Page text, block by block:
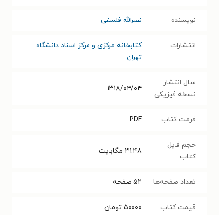
نویسنده نصرالله فلسفی
انتشارات
کتابخانه مرکزی و مرکز اسناد دانشگاه
تهران
سال انتشار
نسخه فیزیکی
۱۳۱۸/۰۴/۰۴
فرمت کتاب PDF
حجم فایل
کتاب
۳۱.۴۸ مگابایت
تعداد صفحه‌ها ۵۲ صفحه
قیمت کتاب ۵۰۰۰۰ تومان